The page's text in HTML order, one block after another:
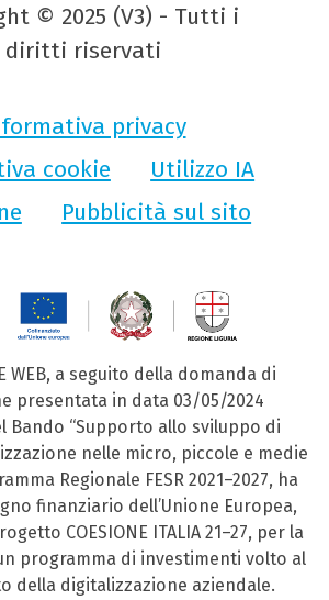
© 2025 (V3) - Tutti i
diritti riservati
privacy
cookie
Utilizzo IA
Pubblicità sul sito
WEB, a seguito della domanda di
presentata in data 03/05/2024
Bando “Supporto allo sviluppo di
nelle micro, piccole e medie
Regionale FESR 2021–2027, ha
finanziario dell’Unione Europea,
COESIONE ITALIA 21–27, per la
programma di investimenti volto al
della digitalizzazione aziendale.